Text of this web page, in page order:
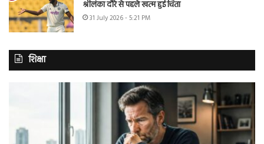
श्रीलंका दौरे से पहले खत्म हुई चिंता
31 July 2026 - 5:21 PM
शिक्षा